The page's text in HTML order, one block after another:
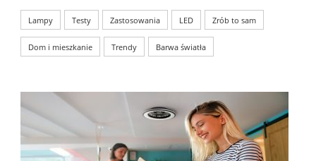
Lampy Testy Zastosowania LED Zrób to sam
Dom i mieszkanie Trendy Barwa światła